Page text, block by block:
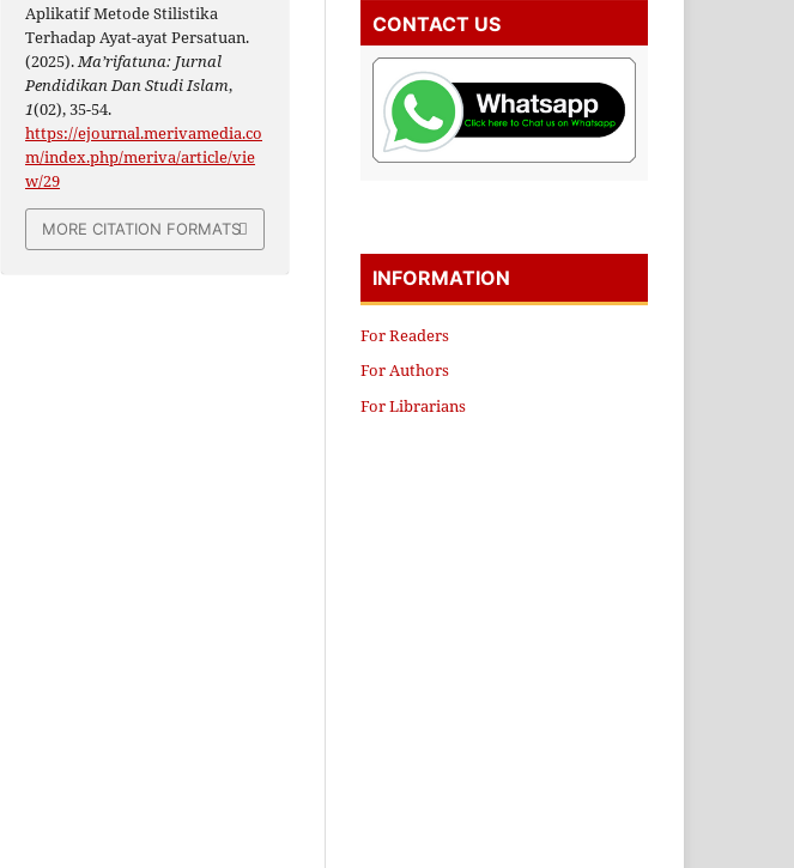
Aplikatif Metode Stilistika
Terhadap Ayat-ayat Persatuan.
(2025).Ma’rifatuna: Jurnal
Pendidikan Dan Studi Islam,
1(02), 35-54.
https://ejournal.merivamedia.co
m/index.php/meriva/article/vie
w/29
MORE CITATION FORMATS
CONTACT US
INFORMATION
For Readers
For Authors
For Librarians